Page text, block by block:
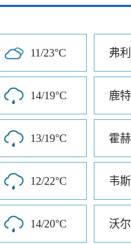
11/23°C 弗
14/19°C 鹿
13/19°C 霍
12/22°C
14/20°C 沃